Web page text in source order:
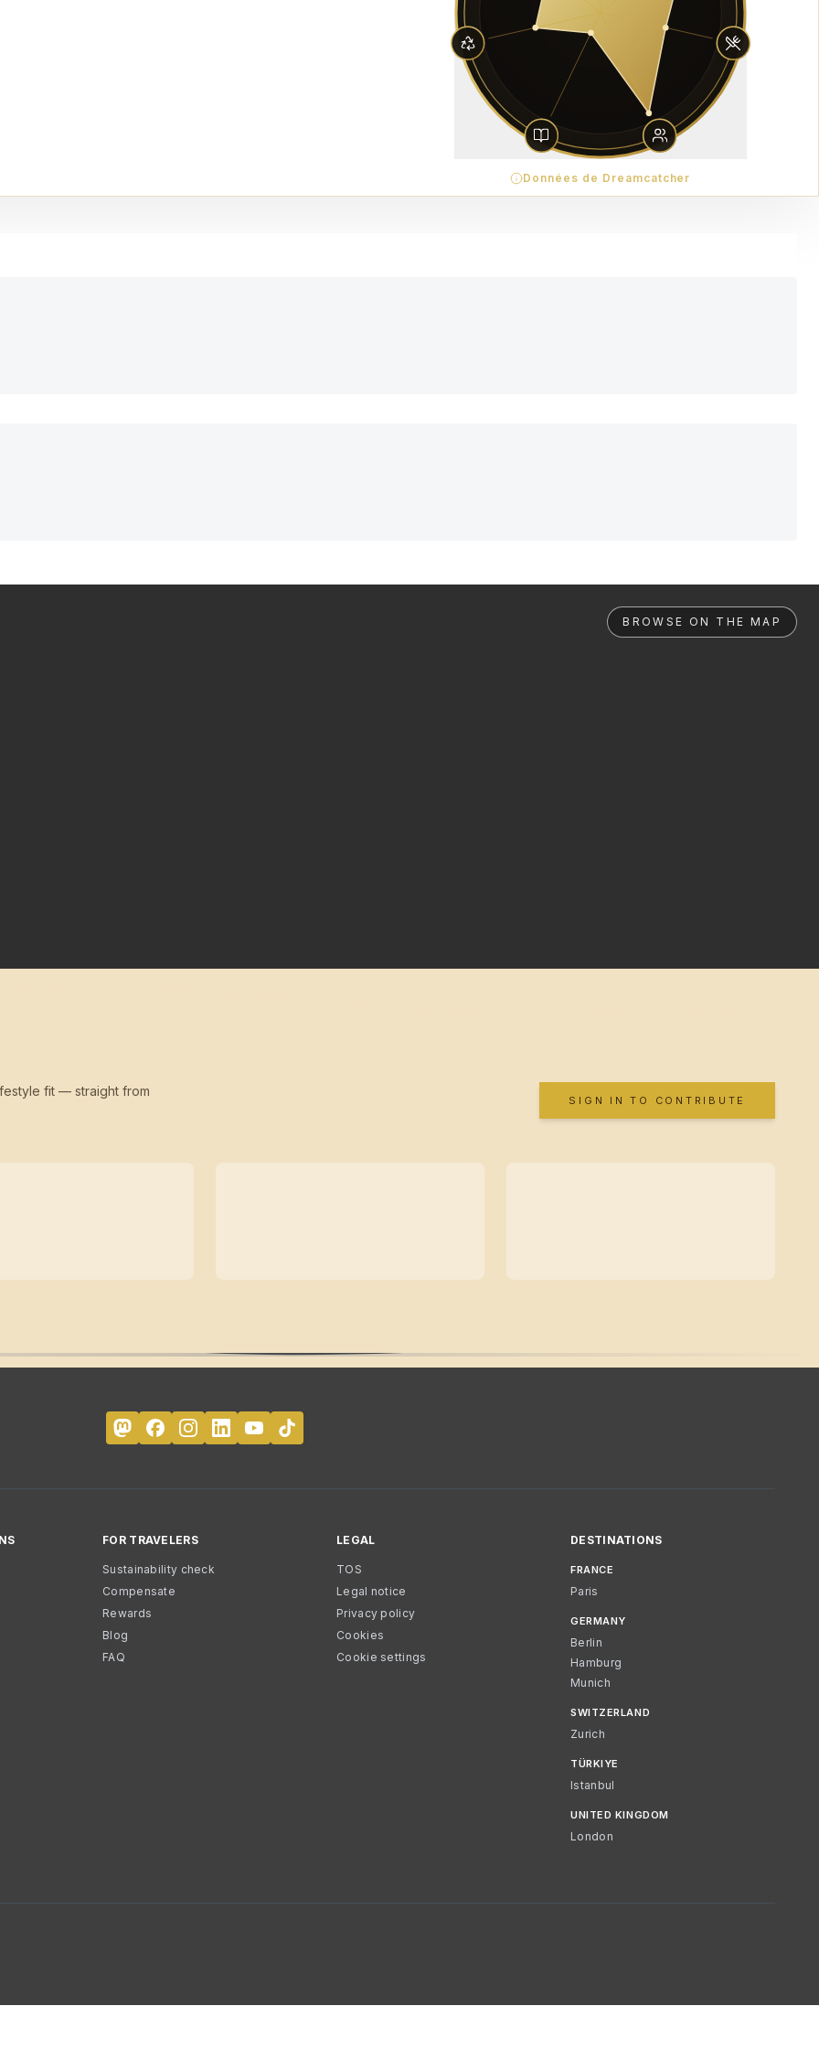
Données de Dreamcatcher
BROWSE ON THE MAP
fit — straight from
SIGN IN TO CONTRIBUTE
FOR TRAVELERS
Sustainability check
Compensate
Rewards
Blog
FAQ
LEGAL
TOS
Legal notice
Privacy policy
Cookies
Cookie settings
DESTINATIONS
FRANCE
Paris
GERMANY
Berlin
Hamburg
Munich
SWITZERLAND
Zurich
TÜRKIYE
Istanbul
UNITED KINGDOM
London